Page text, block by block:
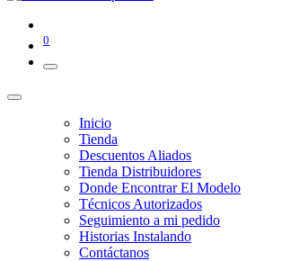
0
Inicio
Tienda
Descuentos Aliados
Tienda Distribuidores
Donde Encontrar El Modelo
Técnicos Autorizados
Seguimiento a mi pedido
Historias Instalando
Contáctanos